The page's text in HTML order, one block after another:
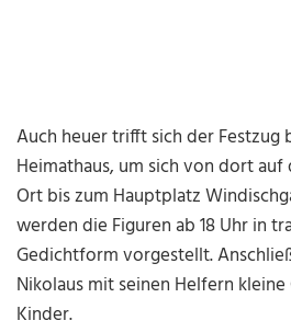
Auch heuer trifft sich der Festzug
Heimathaus, um sich von dort
Ort bis zum Hauptplatz
werden die Figuren ab 18 Uhr in
Gedichtform vorgestellt.
Nikolaus mit seinen Helfern kleine
Kinder.